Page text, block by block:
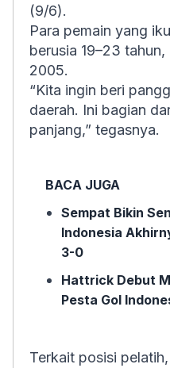
(9/6).
Para pemain yang
berusia 19–23
2005.
“Kita ingin beri
daerah. Ini bagian
panjang,” tegasnya.
BACA JUGA
Sempat Bikin
Indonesia
3-0
Hattrick Debut
Pesta Gol
Terkait posisi